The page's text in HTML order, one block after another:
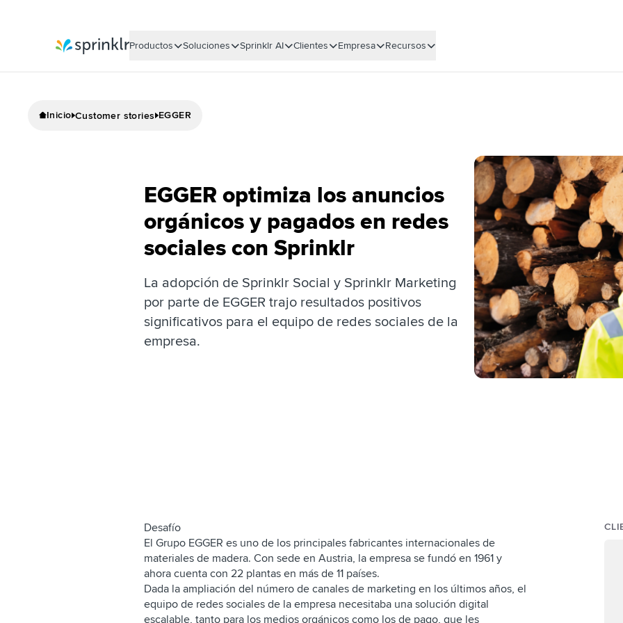
Productos Soluciones Sprinklr AI Clientes Empresa Recursos
Inicio Customer stories EGGER
EGGER optimiza los anuncios
orgánicos y pagados en redes
sociales con Sprinklr
La adopción de Sprinklr Social y Sprinklr Marketing
por parte de EGGER trajo resultados positivos
significativos para el equipo de redes sociales de la
empresa.
Desafío
El Grupo EGGER es uno de los principales fabricantes internacionales de
materiales de madera. Con sede en Austria, la empresa se fundó en 1961 y
ahora cuenta con 22 plantas en más de 11 países.
Dada la ampliación del número de canales de marketing en los últimos años, el
equipo de redes sociales de la empresa necesitaba una solución digital
escalable, tanto para los medios orgánicos como los de pago, que les